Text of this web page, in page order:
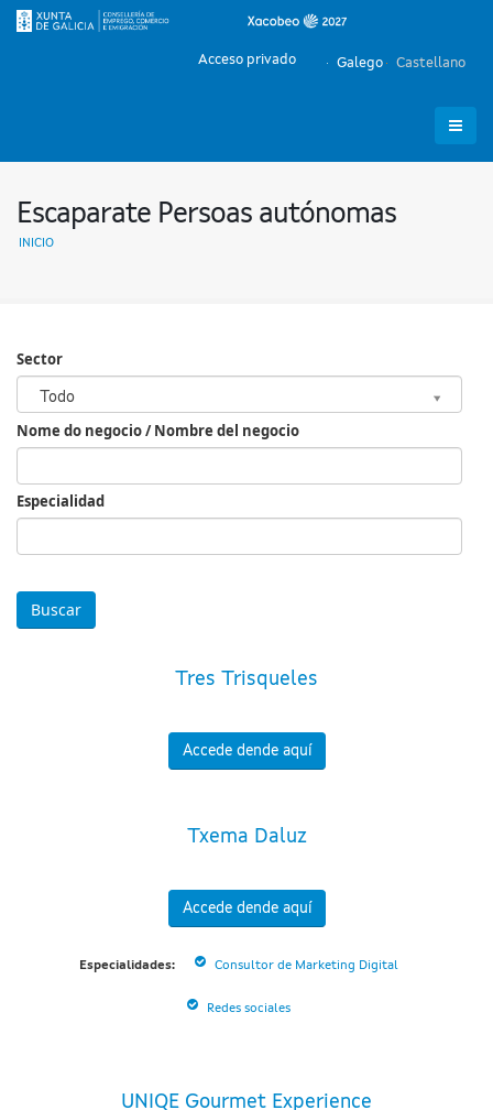
Galego Castellano
Acceso privado
Escaparate Persoas autónomas
INICIO
Sector
Todo
Sector
Nome do negocio / Nombre del negocio
Especialidad
Tres Trisqueles
Accede dende aquí
Txema Daluz
Accede dende aquí
Especialidades: Consultor de Marketing Digital
Redes sociales
UNIQE Gourmet Experience